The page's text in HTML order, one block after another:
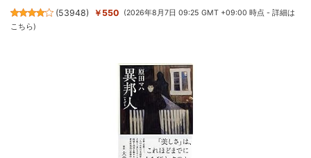
(53948) ￥550 (2026年8月7日 09:25 GMT +09:00 時点 -詳細は
こちら)